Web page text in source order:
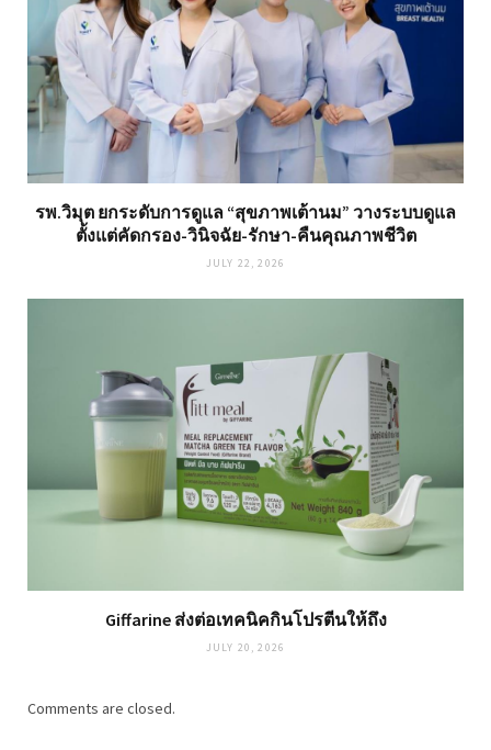
รพ.วิมุต ยกระดับการดูแล “สุขภาพเต้านม” วางระบบดูแล
ตั้งแต่คัดกรอง-วินิจฉัย-รักษา-คืนคุณภาพชีวิต
JULY 22, 2026
Giffarine ส่งต่อเทคนิคกินโปรตีนให้ถึง
JULY 20, 2026
Comments are closed.